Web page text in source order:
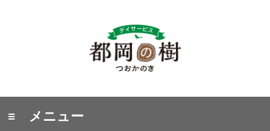
≡ メニュー